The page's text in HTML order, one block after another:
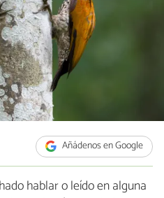
Añádenos en Google
hablar o leído en alguna